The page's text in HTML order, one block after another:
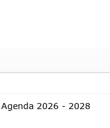
2026 - 2028